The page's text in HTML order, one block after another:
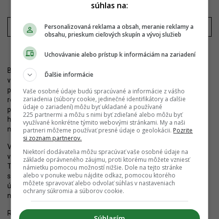
Hinohara Park. Zdroj: A1 Architecture
Bytový dom bude mať na prízemí päť prevádzok občianskej
vybavenosti a priestor pre odpadové hospodárstvo. Na vyšších
podlažiach vznikne spolu 71 bytov. Hotel bude mať na prízemí
recepciu, reštauráciu a zázemie, na druhom podlaží verejne
prístupné priestory a od tretieho po 31. nadzemné podlažie 242
hotelových izieb. Výška bytového domu dosiahne približne 34
metrov, hotel presiahne 102 metrov.
V podzemných garážach je navrhnutých 398 parkovacích miest
vrátane rezervy pre verejnosť, počíta sa aj s parkovaním bicyklov.
Tretia etapa si vyžiada zmenu územného plánu. Autormi projektu
sú FOAM ateliér a A1 Architecture. Zámer sa zatiaľ nachádza v
úvodnej fáze povoľovania, detailné vizualizácie majú pribudnúť
neskôr.
Realizácia plánovaných zámerov má potenciál zhodnotiť doteraz
súhlas na:
Personalizovaná reklama a obsah, meranie reklamy a
obsahu, prieskum cieľových skupín a vývoj služieb
Uchovávanie alebo prístup k informáciám na zariadení
Ďalšie informácie
Vaše osobné údaje budú spracúvané a informácie z vášho
zariadenia (súbory cookie, jedinečné identifikátory a ďalšie
údaje o zariadení) môžu byť ukladané a používané
225 partnermi a môžu s nimi byť zdieľané alebo môžu byť
využívané konkrétne týmito webovými stránkami. My a naši
partneri môžeme používať presné údaje o geolokácii. Pozrite
si zoznam partnerov.
Niektorí dodávatelia môžu spracúvať vaše osobné údaje na
základe oprávneného záujmu, proti ktorému môžete vzniesť
námietku pomocou možností nižšie. Dole na tejto stránke
alebo v ponuke webu nájdite odkaz, pomocou ktorého
môžete spravovať alebo odvolať súhlas v nastaveniach
ochrany súkromia a súborov cookie.